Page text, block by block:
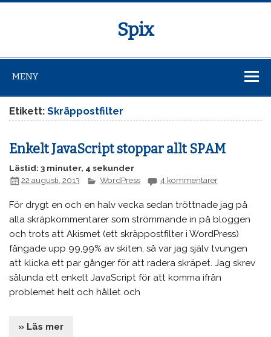
Spix
MENY
Etikett:Skräppostfilter
Enkelt JavaScript stoppar allt SPAM
Lästid: 3 minuter, 4 sekunder
22 augusti, 2013
WordPress 4 kommentarer
För drygt en och en halv vecka sedan tröttnade jag på
alla skräpkommentarer som strömmande in på bloggen
och trots att Akismet (ett skräppostfilter i WordPress)
fångade upp 99,99% av skiten, så var jag själv tvungen
att klicka ett par gånger för att radera skräpet. Jag skrev
sålunda ett enkelt JavaScript för att komma ifrån
problemet helt och hållet och
» Läs mer